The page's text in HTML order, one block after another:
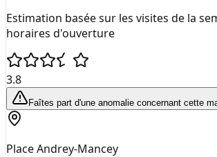
Estimation basée sur les visites de la
horaires d'ouverture
3.8
Faîtes part d'une anomalie concernant cette
Place Andrey-Mancey